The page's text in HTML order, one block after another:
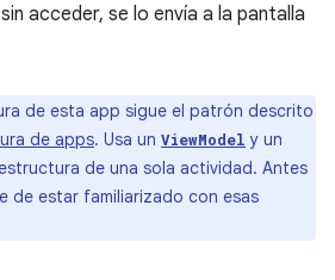
acceder, se lo envía a la pantalla
de esta app sigue el patrón descrito
de apps. Usa un ViewModel y un
de una sola actividad. Antes
de estar familiarizado con esas